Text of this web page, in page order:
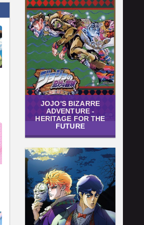
JOJO'S BIZARRE
ADVENTURE -
HERITAGE FOR THE
FUTURE